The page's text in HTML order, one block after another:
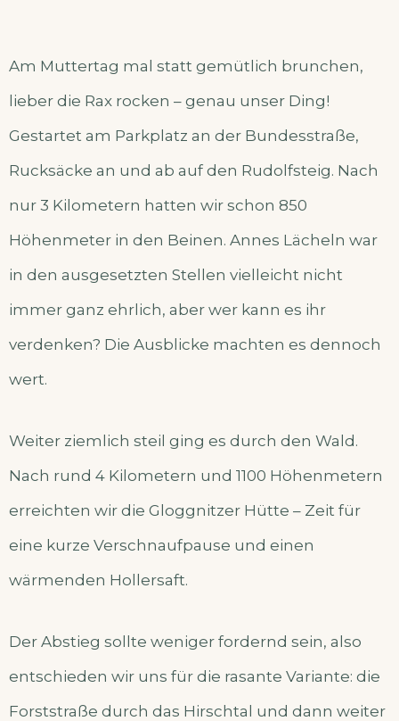
Am Muttertag mal statt gemütlich brunchen,
lieber die Rax rocken – genau unser Ding!
Gestartet am Parkplatz an der Bundesstraße,
Rucksäcke an und ab auf den Rudolfsteig. Nach
nur 3 Kilometern hatten wir schon 850
Höhenmeter in den Beinen. Annes Lächeln war
in den ausgesetzten Stellen vielleicht nicht
immer ganz ehrlich, aber wer kann es ihr
verdenken? Die Ausblicke machten es dennoch
wert.
Weiter ziemlich steil ging es durch den Wald.
Nach rund 4 Kilometern und 1100 Höhenmetern
erreichten wir die Gloggnitzer Hütte – Zeit für
eine kurze Verschnaufpause und einen
wärmenden Hollersaft.
Der Abstieg sollte weniger fordernd sein, also
entschieden wir uns für die rasante Variante: die
Forststraße durch das Hirschtal und dann weiter